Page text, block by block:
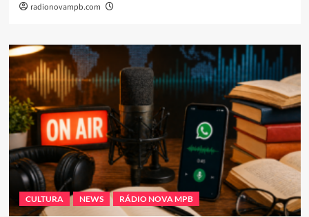
radionovampb.com
CULTURA NEWS RÁDIO NOVA MPB